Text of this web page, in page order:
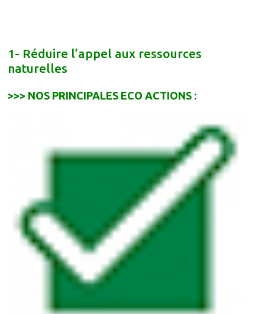
1- Réduire l’appel aux ressources
naturelles
>>> NOS PRINCIPALES ECO ACTIONS :